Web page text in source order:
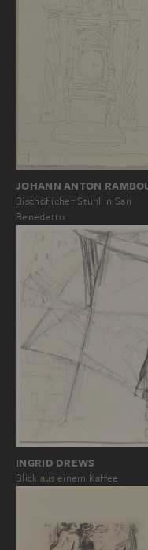
JOHANN ANTON
Bischöflicher Stuhl in San
Benedetto
INGRID DREWS
Blick aus einem Kaffee